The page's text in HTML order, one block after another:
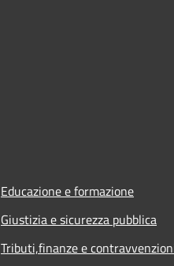
Educazione e formazione
Giustizia e sicurezza pubblica
Tributi,finanze e